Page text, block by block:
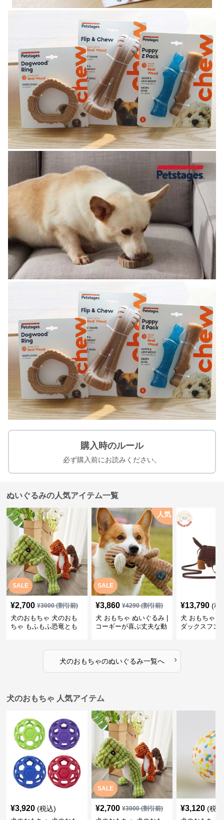
購入時のルール
必ず購入前にお読みください。
ぬいぐるみの人気アイテム一覧
SALE
¥2,700 ¥3000(割引前)
犬のおもちゃ 犬のおも
ちゃ もふもふ恐竜とも
SALE
人気
¥3,860 ¥4290(割引前)
犬 おもちゃ ぬいぐるみ |
コーギーが喜ぶ丈夫な動
¥13,790 (税
犬 おもちゃ
ダックスフン
犬のおもちゃのぬいぐるみ一覧へ ›
犬のおもちゃ 人気アイテム
¥3,920 (税込)
SALE
¥2,700 ¥3000(割引前) ¥3,120 (税